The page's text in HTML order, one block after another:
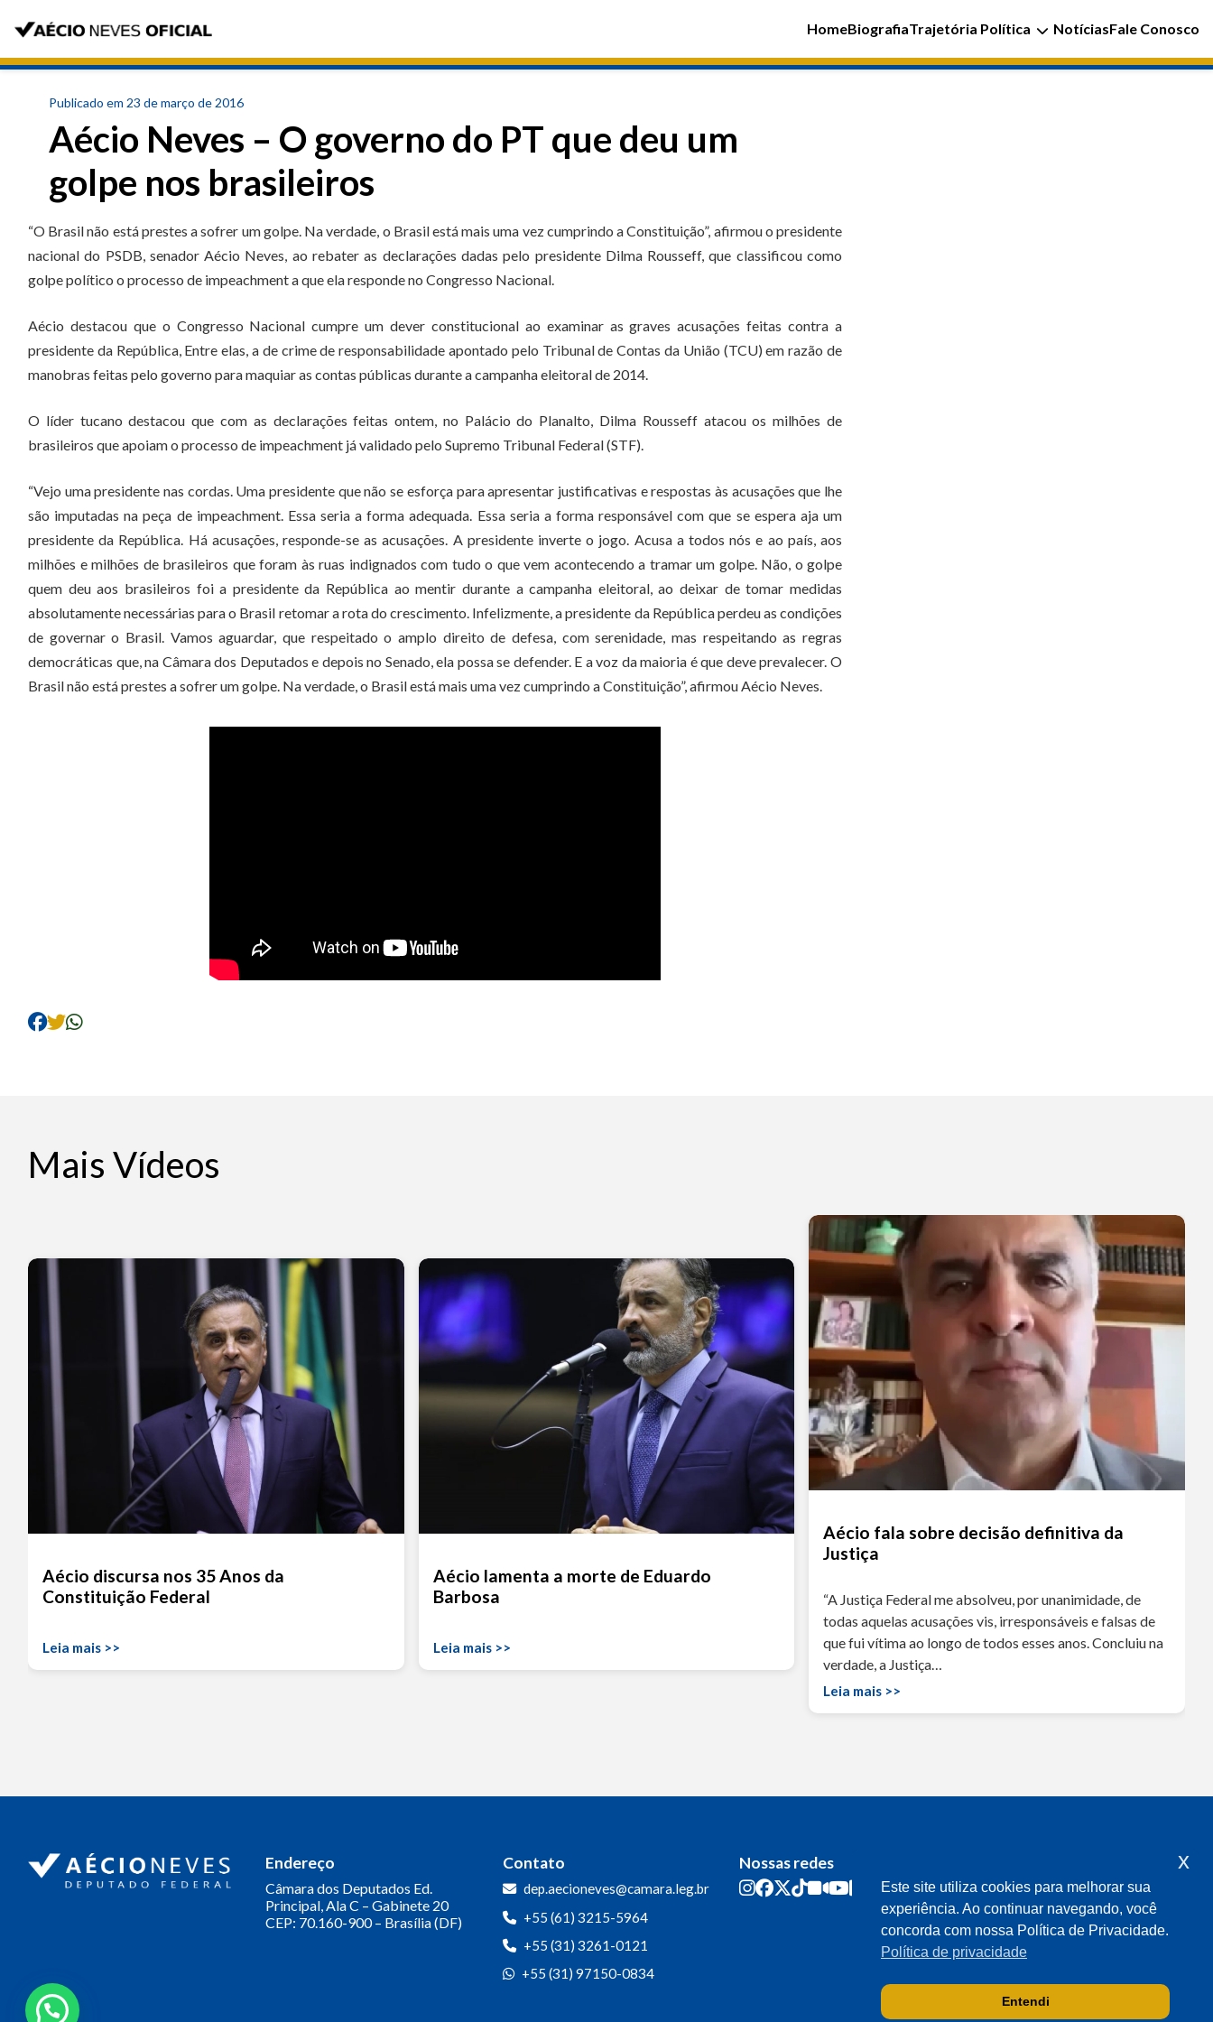
HomeBiografiaTrajetória Política NotíciasFale Conosco
Publicado em 23 de março de 2016
Aécio Neves – O governo do PT que deu um
golpe nos brasileiros
“O Brasil não está prestes a sofrer um golpe. Na verdade, o Brasil está mais uma vez cumprindo a Constituição”, afirmou o presidente
nacional do PSDB, senador Aécio Neves, ao rebater as declarações dadas pelo presidente Dilma Rousseff, que classificou como
golpe político o processo de impeachment a que ela responde no Congresso Nacional.
Aécio destacou que o Congresso Nacional cumpre um dever constitucional ao examinar as graves acusações feitas contra a
presidente da República, Entre elas, a de crime de responsabilidade apontado pelo Tribunal de Contas da União (TCU) em razão de
manobras feitas pelo governo para maquiar as contas públicas durante a campanha eleitoral de 2014.
O líder tucano destacou que com as declarações feitas ontem, no Palácio do Planalto, Dilma Rousseff atacou os milhões de
brasileiros que apoiam o processo de impeachment já validado pelo Supremo Tribunal Federal (STF).
“Vejo uma presidente nas cordas. Uma presidente que não se esforça para apresentar justificativas e respostas às acusações que lhe
são imputadas na peça de impeachment. Essa seria a forma adequada. Essa seria a forma responsável com que se espera aja um
presidente da República. Há acusações, responde-se as acusações. A presidente inverte o jogo. Acusa a todos nós e ao país, aos
milhões e milhões de brasileiros que foram às ruas indignados com tudo o que vem acontecendo a tramar um golpe. Não, o golpe
quem deu aos brasileiros foi a presidente da República ao mentir durante a campanha eleitoral, ao deixar de tomar medidas
absolutamente necessárias para o Brasil retomar a rota do crescimento. Infelizmente, a presidente da República perdeu as condições
de governar o Brasil. Vamos aguardar, que respeitado o amplo direito de defesa, com serenidade, mas respeitando as regras
democráticas que, na Câmara dos Deputados e depois no Senado, ela possa se defender. E a voz da maioria é que deve prevalecer. O
Brasil não está prestes a sofrer um golpe. Na verdade, o Brasil está mais uma vez cumprindo a Constituição”, afirmou Aécio Neves.
Mais Vídeos
Aécio discursa nos 35 Anos da
Constituição Federal
Leia mais >>
Aécio lamenta a morte de Eduardo
Barbosa
Leia mais >>
Aécio fala sobre decisão definitiva da
Justiça
“A Justiça Federal me absolveu, por unanimidade, de
todas aquelas acusações vis, irresponsáveis e falsas de
que fui vítima ao longo de todos esses anos. Concluiu na
verdade, a Justiça…
Leia mais >>
Endereço
Câmara dos Deputados Ed.
Principal, Ala C – Gabinete 20
CEP: 70.160-900 – Brasília (DF)
Contato
dep.aecioneves@camara.leg.br
+55 (61) 3215-5964
+55 (31) 3261-0121
+55 (31) 97150-0834
Nossas redes
Este site utiliza cookies para melhorar sua
experiência. Ao continuar navegando, você
concorda com nossa Política de Privacidade.
Política de privacidade
Entendi
x